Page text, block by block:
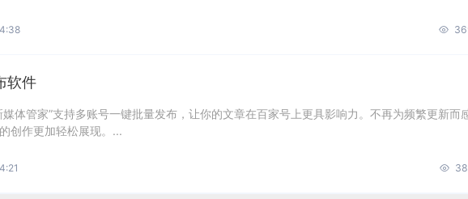
软件
体管家”支持多账号一键批量发布，让你的文章在百家号上更具影响力。不再为频繁更新而
创作更加轻松展现。...